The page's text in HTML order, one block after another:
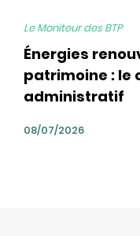
Le Moniteur des BTP
Énergies
patrimoine : le
administratif
08/07/2026